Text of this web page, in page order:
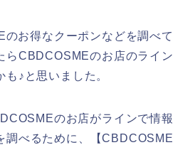
お得なクーポンなどを調べて
らCBDCOSMEのお店のライン
♪と思いました。
のお店がラインで情報
調べるために、【CBDCOSME